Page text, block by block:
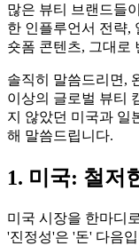
많은 뷰티 브랜드들
한 인플루언서 전략,
숏폼 콘텐츠, 그대로
솔직히 말씀드리면,
이상의 글로벌 뷰티
지 않았던 미국과 일
해 말씀드립니다.
1. 미국: 철저
미국 시장을 한마디
'진정성'은 '돈' 다음